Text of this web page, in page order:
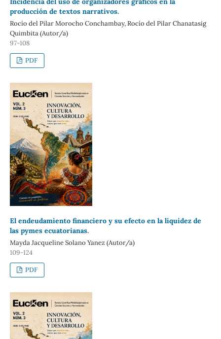
producción de textos narrativos.
Rocío del Pilar Morocho Conchambay, Rocío del Pilar Chanatasig
Quimbita (Autor/a)
97-108
PDF
El endeudamiento financiero y su efecto en la liquidez de
las pymes ecuatorianas.
Mayda Jacqueline Solano Yanez (Autor/a)
109-124
PDF